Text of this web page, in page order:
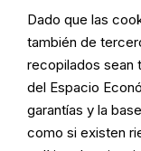
Dado que las
también de
recopilados sean
del Espacio
garantías y la
como si existen